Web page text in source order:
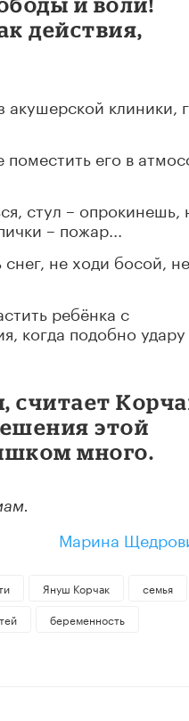
действия,
акушерской клиники,
его в
стул – опрокинешь,
– пожар...
не ходи босой,
ребёнка с
когда подобно удару
считает
этой
много.
Марина
Януш Корчак
семья
беременность